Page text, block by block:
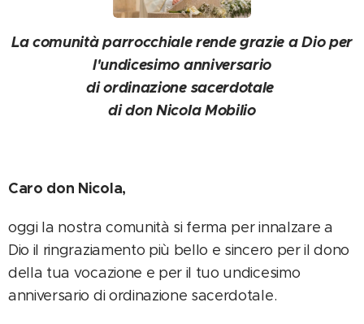
La comunità parrocchiale rende grazie a Dio per
l'undicesimo anniversario
di ordinazione sacerdotale
di don Nicola Mobilio
Caro don Nicola,
oggi la nostra comunità si ferma per innalzare a
Dio il ringraziamento più bello e sincero per il dono
della tua vocazione e per il tuo undicesimo
anniversario di ordinazione sacerdotale.